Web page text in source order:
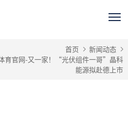
首页
新闻动态
育官网-又一家！“光伏组件一哥”晶科
能源拟赴德上市